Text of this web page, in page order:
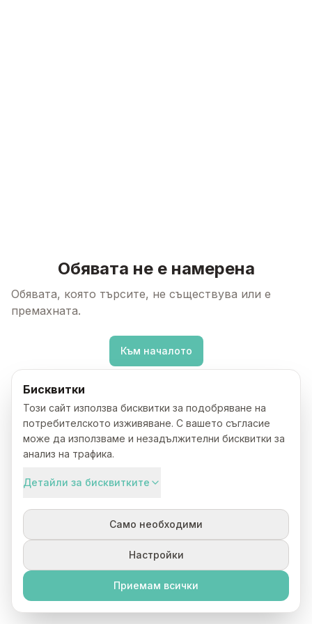
Обявата не е намерена
Обявата, която търсите, не съществува или е
премахната.
Към началото
Бисквитки
Този сайт използва бисквитки за подобряване на
потребителското изживяване. С вашето съгласие
може да използваме и незадължителни бисквитки за
анализ на трафика.
Детайли за бисквитките
Само необходими
Настройки
Приемам всички